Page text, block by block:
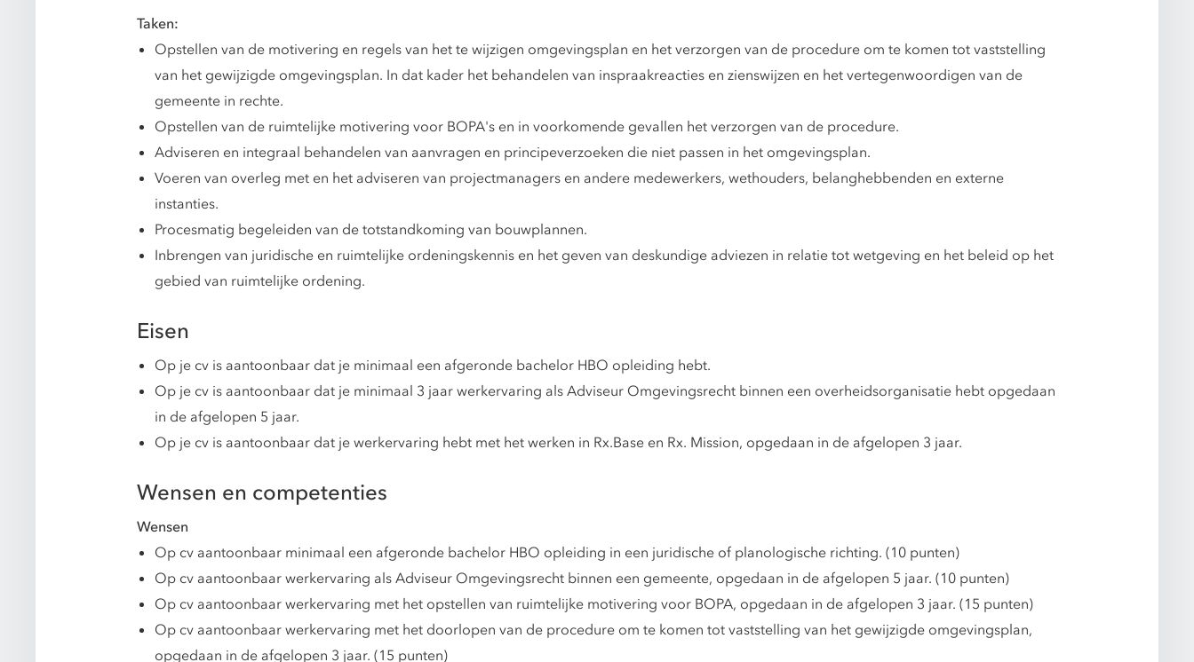
Taken:
Opstellen van de motivering en regels van het te wijzigen omgevingsplan en het verzorgen van de procedure om te komen tot vaststelling
van het gewijzigde omgevingsplan. In dat kader het behandelen van inspraakreacties en zienswijzen en het vertegenwoordigen van de
gemeente in rechte.
Opstellen van de ruimtelijke motivering voor BOPA's en in voorkomende gevallen het verzorgen van de procedure.
Adviseren en integraal behandelen van aanvragen en principeverzoeken die niet passen in het omgevingsplan.
Voeren van overleg met en het adviseren van projectmanagers en andere medewerkers, wethouders, belanghebbenden en externe
instanties.
Procesmatig begeleiden van de totstandkoming van bouwplannen.
Inbrengen van juridische en ruimtelijke ordeningskennis en het geven van deskundige adviezen in relatie tot wetgeving en het beleid op het
gebied van ruimtelijke ordening.
Eisen
Op je cv is aantoonbaar dat je minimaal een afgeronde bachelor HBO opleiding hebt.
Op je cv is aantoonbaar dat je minimaal 3 jaar werkervaring als Adviseur Omgevingsrecht binnen een overheidsorganisatie hebt opgedaan
in de afgelopen 5 jaar.
Op je cv is aantoonbaar dat je werkervaring hebt met het werken in Rx.Base en Rx. Mission, opgedaan in de afgelopen 3 jaar.
Wensen en competenties
Wensen
Op cv aantoonbaar minimaal een afgeronde bachelor HBO opleiding in een juridische of planologische richting. (10 punten)
Op cv aantoonbaar werkervaring als Adviseur Omgevingsrecht binnen een gemeente, opgedaan in de afgelopen 5 jaar. (10 punten)
Op cv aantoonbaar werkervaring met het opstellen van ruimtelijke motivering voor BOPA, opgedaan in de afgelopen 3 jaar. (15 punten)
Op cv aantoonbaar werkervaring met het doorlopen van de procedure om te komen tot vaststelling van het gewijzigde omgevingsplan,
opgedaan in de afgelopen 3 jaar. (15 punten)